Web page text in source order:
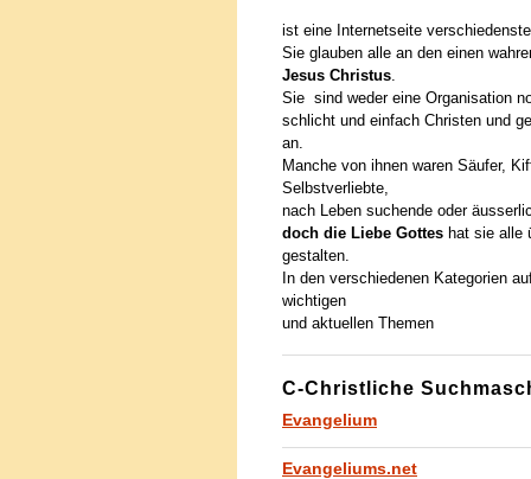
ist eine Internetseite
Sie glauben alle an den einen
Jesus Christus.
Sie sind weder eine Organisation
schlicht und einfach Christen und
an.
Manche von ihnen waren Säufer,
Selbstverliebte,
nach Leben suchende oder
doch die Liebe Gottes hat sie alle
gestalten.
In den verschiedenen Kategorien
wichtigen
und aktuellen Themen
C-Christliche
Evangelium
Evangeliums.net